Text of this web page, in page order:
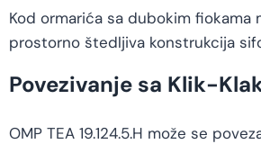
Kod ormarića sa dubokim
prostorno štedljiva konstrukcija
Povezivanje sa Klik-
OMP TEA 19.124.5.H može se